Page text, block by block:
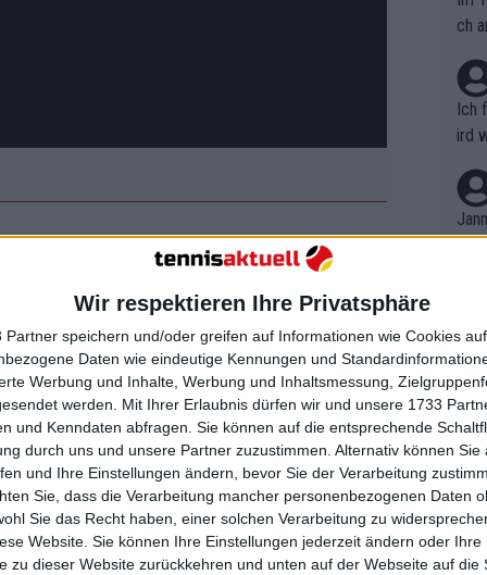
Wir respektieren Ihre Privatsphäre
Partner speichern und/oder greifen auf Informationen wie Cookies
Daten wie eindeutige Kennungen und
Werbung und Inhalte, Werbung und Inhaltsmessung,
werden. Mit Ihrer Erlaubnis dürfen wir und unsere 1733
und Kenndaten abfragen. Sie können auf die entsprechende
durch uns und unsere Partner zuzustimmen. Alternativ können Sie
und Ihre Einstellungen ändern, bevor Sie der Verarbeitung
Sie, dass die Verarbeitung mancher personenbezogenen Daten
Sie das Recht haben, einer solchen Verarbeitung zu
Website. Sie können Ihre Einstellungen jederzeit ändern oder Ihre
zu dieser Website zurückkehren und unten auf der Webseite auf die
2024: Spielplan, alle
Guide, wenn Sabalenka und
nahm Swiatek am vierten und
- den US Open-, wo ihre Reise im
Jessica Pegulamit 6:2, 6:4
Open gegen ihre ärgste
6:3, 6:3 gewonnen.
ch
Ich
ird
r in
em
t,
B.
on
uss
mal
des
n
nt.
kel